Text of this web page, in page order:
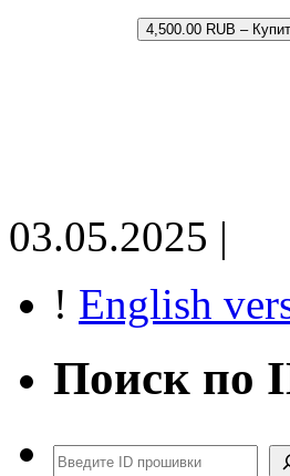
4,500.00 RUB –
03.05.2025 |
! English
Поиск по
Поиск